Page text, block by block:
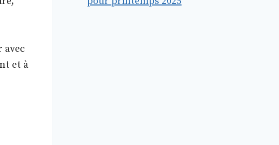
avec
et à